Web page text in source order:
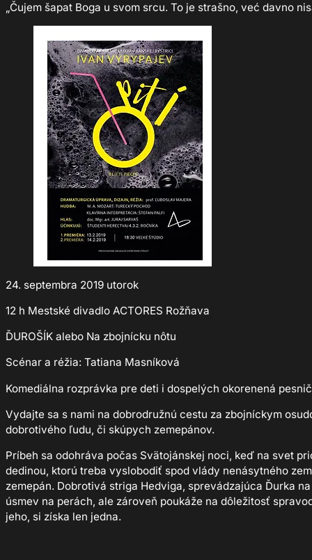
„Čujem šapat Boga u svom srcu. To je strašno, već davno
24. septembra 2019 utorok
12 h Mestské divadlo ACTORES Rožňava
ĎUROŠÍK alebo Na zbojnícku nôtu
Scénar a réžia: Tatiana Masníková
Komediálna rozprávka pre deti i dospelých okorenená
Vydajte sa s nami na dobrodružnú cestu za zbojníckym
dobrotivého ľudu, či skúpych zemepánov.
Príbeh sa odohráva počas Svätojánskej noci, keď na svet
dedinou, ktorú treba vyslobodiť spod vlády nenásytného
zemepán. Dobrotivá striga Hedviga, sprevádzajúca Ďurka
úsmev na perách, ale zároveň poukáže na dôležitosť
jeho, si získa len jedna.